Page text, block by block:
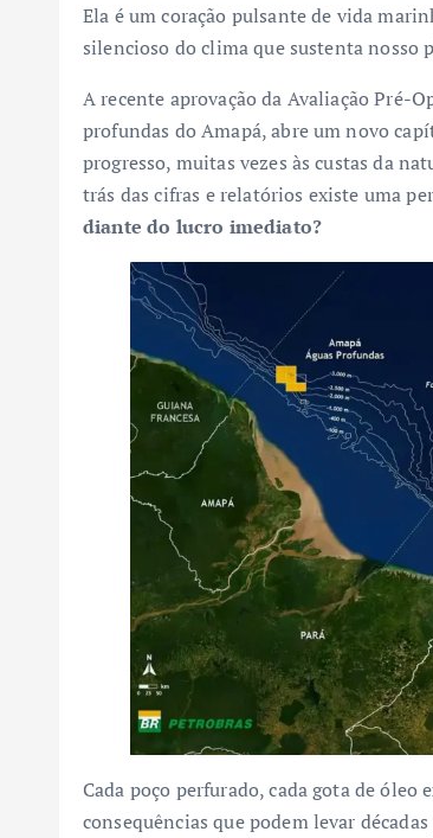
Ela é um coração pulsante de vida
silencioso do clima que sustenta nosso
A recente aprovação da Avaliação Pré-
profundas do Amapá, abre um novo
progresso, muitas vezes às custas da
trás das cifras e relatórios existe uma
diante do lucro imediato?
Cada poço perfurado, cada gota de
consequências que podem levar